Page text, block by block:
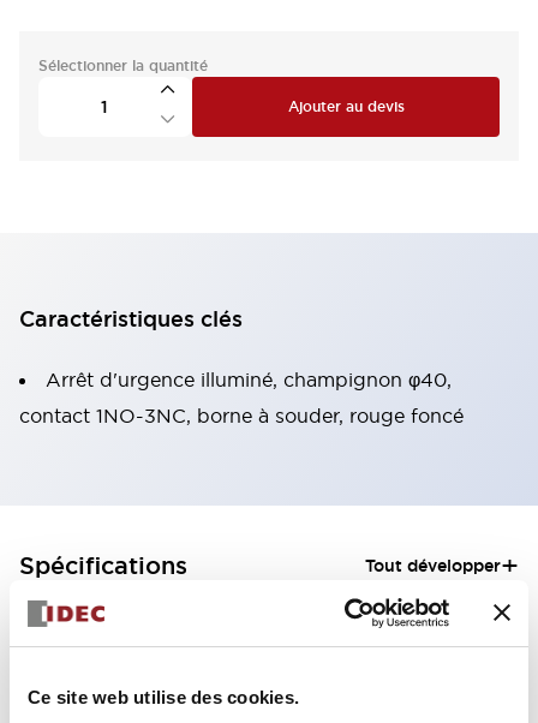
Ce site web utilise des cookies.
Sélectionner la quantité
Ajouter au devis
Caractéristiques clés
Arrêt d'urgence illuminé, champignon φ40,
contact 1NO-3NC, borne à souder, rouge foncé
Spécifications Tout développer+
Aesthetic Specifications